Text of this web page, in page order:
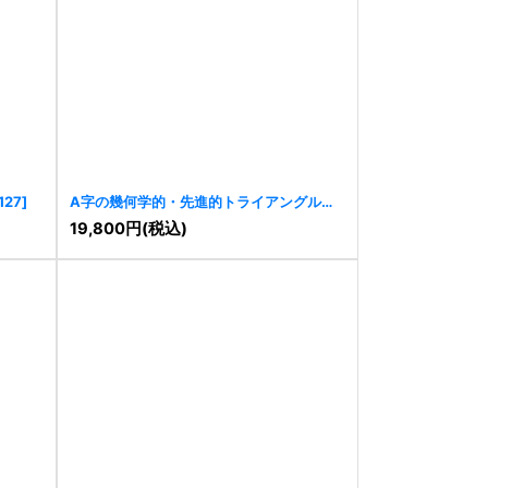
]
A字の幾何学的・先進的トライアングルロ
ゴ[ 11125]
19,800円(税込)